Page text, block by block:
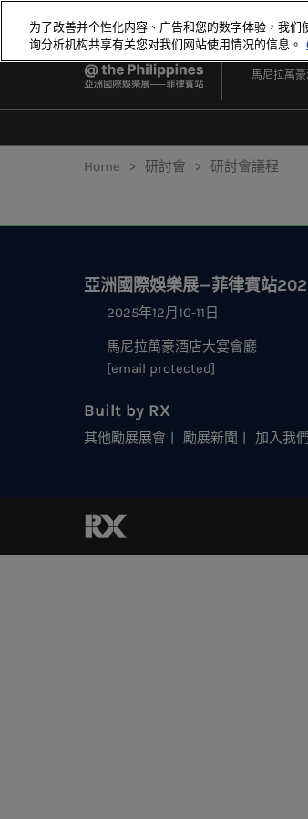
接
跳
轉
容
2025年12
馬尼拉萬
Home 研討會 研討會議程
亞洲國際娛樂展—菲律賓站
2025年12月10-11日
馬尼拉萬豪酒店大宴會廳
[email protected]
Built by RX
其他勵展展會 勵展新聞 加入我們
为了改善并个性化内容、广告和您的数字体验，我
询分析机构共享有关您对我们网站使用情况的信息。